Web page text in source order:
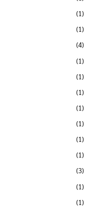
(1)
(1)
(4)
(1)
(1)
(1)
(1)
(1)
(1)
(1)
(3)
(1)
(1)